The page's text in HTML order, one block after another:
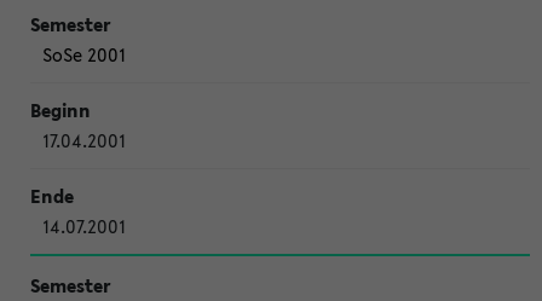
SoSe 2001
17.04.2001
14.07.2001